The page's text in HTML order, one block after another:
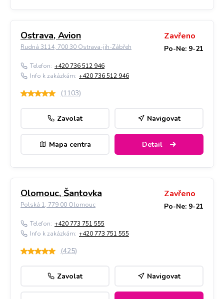
Ostrava, Avion
Rudná 3114, 700 30 Ostrava-jih-Zábřeh
Zavřeno
Po-Ne: 9-21
Telefon: +420 736 512 946
Info k zakázkám: +420 736 512 946
(1103)
Zavolat Navigovat
Mapa centra Detail
Olomouc, Šantovka
Polská 1, 779 00 Olomouc
Zavřeno
Po-Ne: 9-21
Telefon: +420 773 751 555
Info k zakázkám: +420 773 751 555
(425)
Zavolat Navigovat